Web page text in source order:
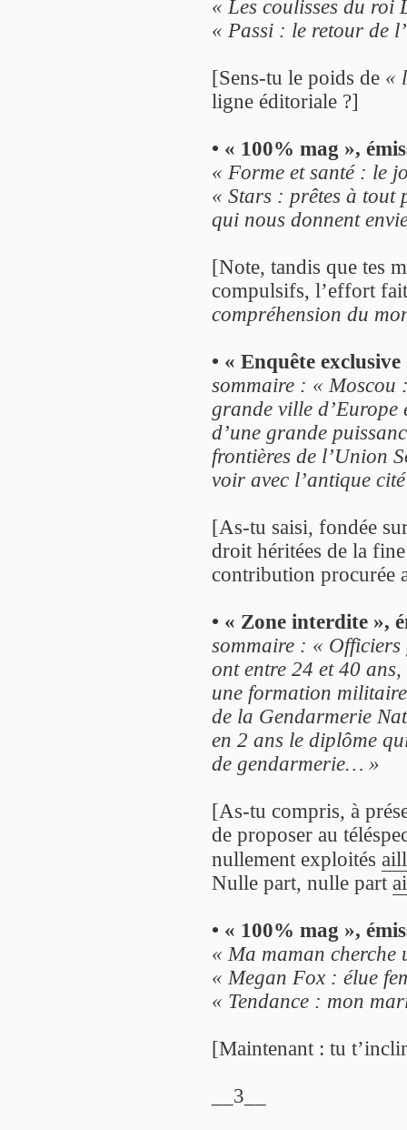
« Les coulisses du
« Passi : le retour de
[Sens-tu le poids de «
ligne éditoriale ?]
• « 100% mag »,
« Forme et santé : le
« Stars : prêtes à tout
qui nous donnent
[Note, tandis que tes
compulsifs, l’effort
compréhension du
• « Enquête
sommaire : « Moscou
grande ville
d’une grande
frontières de l’Union
voir avec l’antique
[As-tu saisi, fondée
droit héritées de la
contribution procurée
• « Zone interdite »,
sommaire : «
ont entre 24 et 40
une formation
de la Gendarmerie
en 2 ans le diplôme
de gendarmerie… »
[As-tu compris, à
de proposer au
nullement exploités
Nulle part, nulle part
• « 100% mag »,
« Ma maman
« Megan Fox : élue
« Tendance : mon
[Maintenant : tu
__3__